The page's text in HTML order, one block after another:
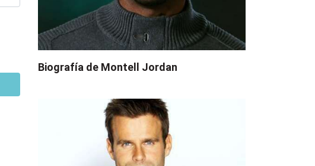
Biografía de Montell Jordan